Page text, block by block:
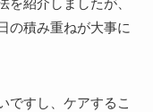
紹介しましたが、
の積み重ねが大事に
ですし、ケアするこ